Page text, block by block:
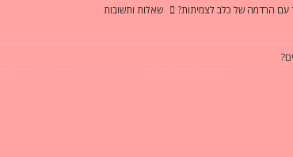
עם הרדמה של כלב לצמיתות?
שאלות ותשובות
לאחר מותו?
ספיקת לב אצל כלבים